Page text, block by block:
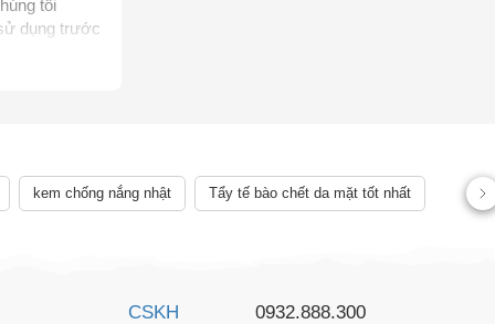
tôi
dụng trước
thể
về sản
kem chống nắng nhật Tẩy tế bào chết da mặt tốt nhất
CSKH 0932.888.300